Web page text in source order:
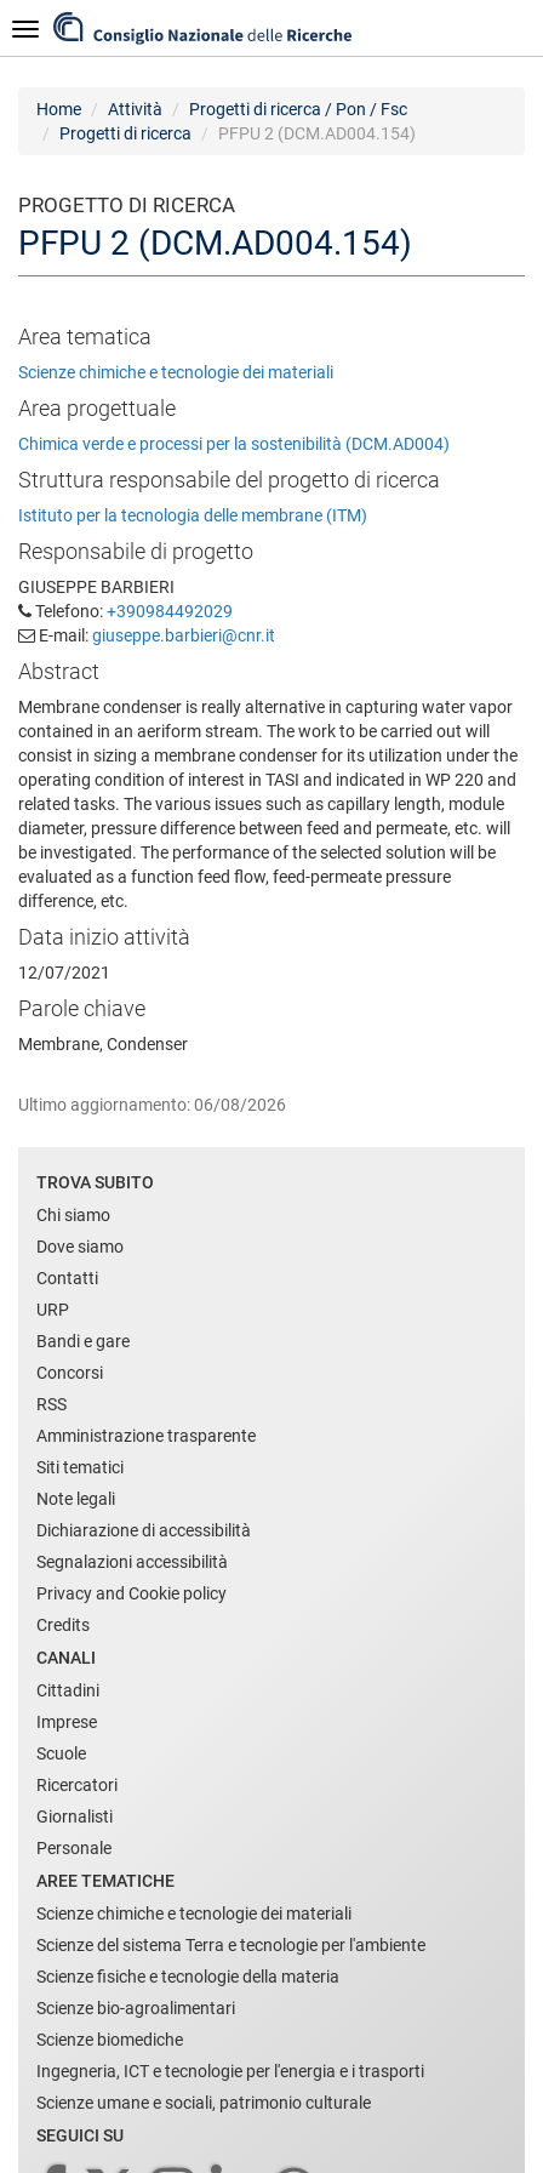
al
contenuto
Navigazione
Home Attività
Progetti di ricerca / Pon / Fsc
Progetti di ricerca
PFPU 2 (DCM.AD004.154)
PROGETTO DI RICERCA
PFPU 2 (DCM.AD004.154)
Area tematica
Scienze chimiche e tecnologie dei materiali
Area progettuale
Chimica verde e processi per la sostenibilità (DCM.AD004)
Struttura responsabile del progetto di ricerca
Istituto per la tecnologia delle membrane (ITM)
Responsabile di progetto
GIUSEPPE BARBIERI
Telefono:+390984492029
E-mail:giuseppe.barbieri@cnr.it
Abstract
Membrane condenser is really alternative in capturing water vapor
contained in an aeriform stream. The work to be carried out will
consist in sizing a membrane condenser for its utilization under the
operating condition of interest in TASI and indicated in WP 220 and
related tasks. The various issues such as capillary length, module
diameter, pressure difference between feed and permeate, etc. will
be investigated. The performance of the selected solution will be
evaluated as a function feed flow, feed-permeate pressure
difference, etc.
Data inizio attività
12/07/2021
Parole chiave
Membrane, Condenser
Ultimo aggiornamento: 06/08/2026
TROVA SUBITO
Chi siamo
Dove siamo
Contatti
URP
Bandi e gare
Concorsi
RSS
Amministrazione trasparente
Siti tematici
Note legali
Dichiarazione di accessibilità
Segnalazioni accessibilità
Privacy and Cookie policy
Credits
CANALI
Cittadini
Imprese
Scuole
Ricercatori
Giornalisti
Personale
AREE TEMATICHE
Scienze chimiche e tecnologie dei materiali
Scienze del sistema Terra e tecnologie per l'ambiente
Scienze fisiche e tecnologie della materia
Scienze bio-agroalimentari
Scienze biomediche
Ingegneria, ICT e tecnologie per l'energia e i trasporti
Scienze umane e sociali, patrimonio culturale
SEGUICI SU